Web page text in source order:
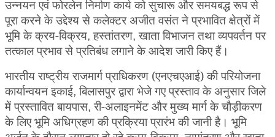
उन्नयन एवं फोरलेन निर्माण कार्य को सुचारू और समयबद्ध रूप से
पूरा करने के उद्देश्य से कलेक्टर अजीत वसंत ने प्रभावित क्षेत्रों में
भूमि के क्रय-विक्रय,हस्तांतरण,खाता विभाजन तथा व्यपवर्तन पर
तत्काल प्रभाव से प्रतिबंध लगाने के आदेश जारी किए हैं।
भारतीय राष्ट्रीय राजमार्ग प्राधिकरण (एनएचएआई) की परियोजना
कार्यान्वयन इकाई,बिलासपुर द्वारा भेजे गए प्रस्ताव के अनुसार जिले
में प्रस्तावित बायपास,री-अलाइनमेंट और मुख्य मार्ग के चौड़ीकरण
के लिए भूमि अधिग्रहण की प्रक्रिया प्रारंभ की जानी है। भूमि